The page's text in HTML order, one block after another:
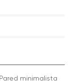
minimalista